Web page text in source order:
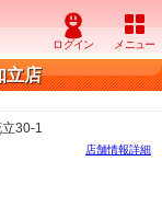
立店
30-1
店舗情報詳細